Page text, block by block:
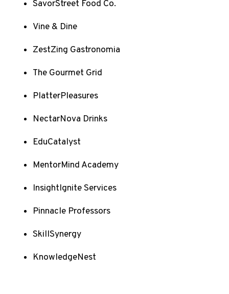
SavorStreet Food Co.
Vine & Dine
ZestZing Gastronomia
The Gourmet Grid
PlatterPleasures
NectarNova Drinks
EduCatalyst
MentorMind Academy
InsightIgnite Services
Pinnacle Professors
SkillSynergy
KnowledgeNest